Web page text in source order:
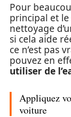
Pour
principal et
nettoyage
si cela aide
ce n’est pas
pouvez en
utiliser de
Appliquez
voiture